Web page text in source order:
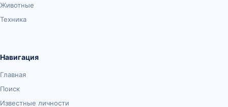
Животные
Техника
Навигация
Главная
Поиск
Известные личности